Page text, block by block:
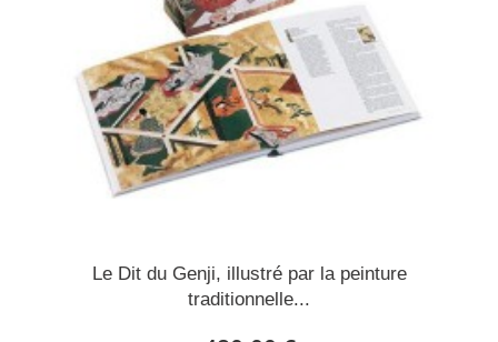
Le Dit du Genji, illustré par la peinture
traditionnelle...